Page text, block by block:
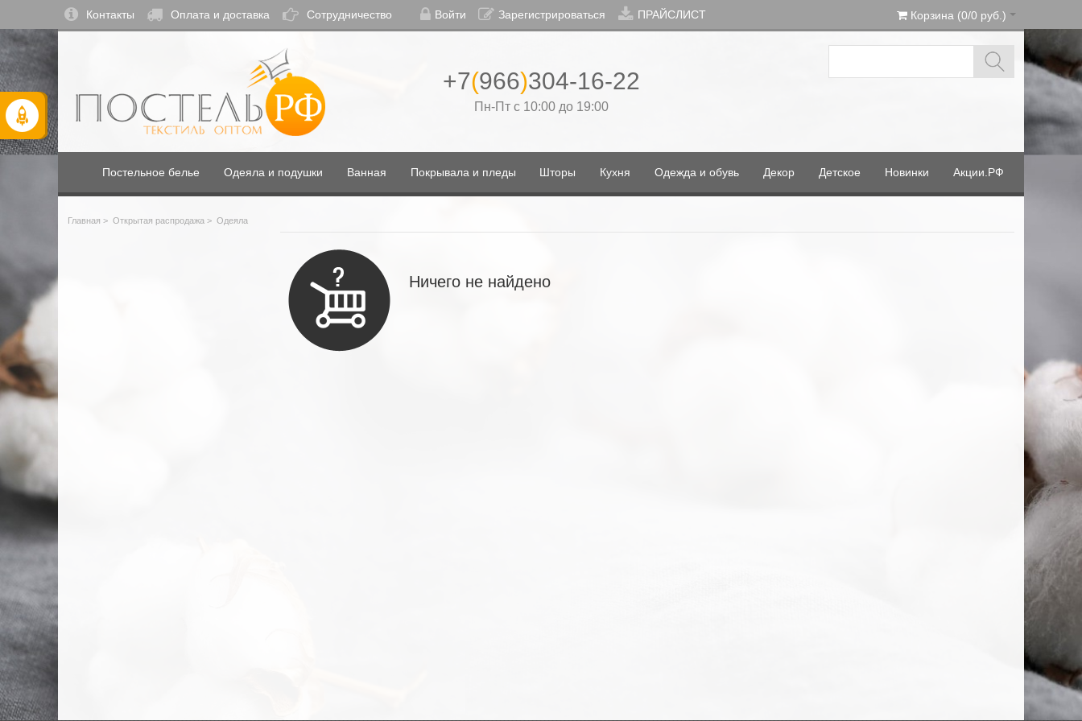
Контакты Оплата и доставка Сотрудничество Войти Зарегистрироваться ПРАЙСЛИСТ Корзина (0/0 руб.)
+7(966)304-16-22
Пн-Пт с 10:00 до 19:00
Постельное белье Одеяла и подушки Ванная Покрывала и пледы Шторы Кухня Одежда и обувь Декор Детское Новинки Акции.РФ
Главная > Открытая распродажа > Одеяла
Ничего не найдено